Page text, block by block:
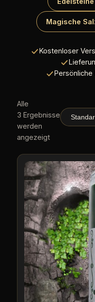
Magische
Kostenloser
Persönliche
Alle
3 Ergebnisse
werden
angezeigt